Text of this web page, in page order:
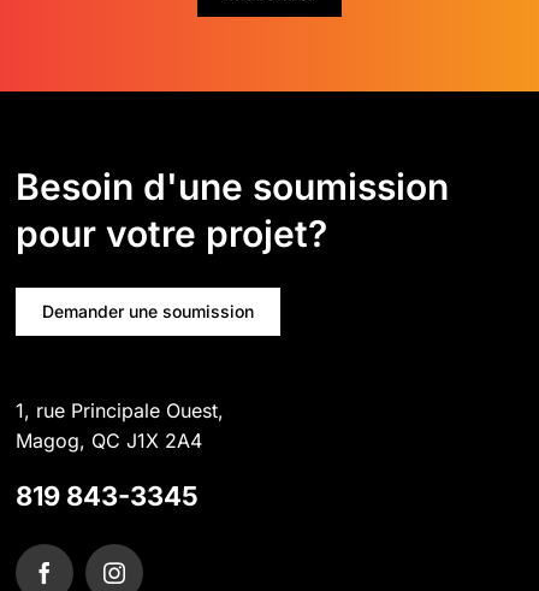
Besoin d'une soumission
pour votre projet?
Demander une soumission
1, rue Principale Ouest,
Magog, QC J1X 2A4
819 843-3345